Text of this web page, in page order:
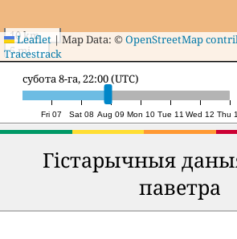
10 km
5 mi
Leaflet|Map Data: ©OpenStreetMap
Tracestrack
Fri 07 Sat 08 Aug 09 Mon 10 Tue 11 Wed 12 Thu
нядзеля 9-га, 18:00 (UTC)
Гістарычныя
паветра